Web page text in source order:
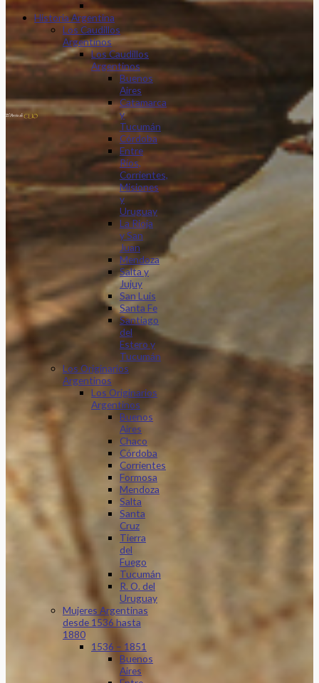
Historia Argentina
Los Caudillos
Argentinos
Los Caudillos
Argentinos
Buenos
Aires
Catamarca
y
Tucumán
Córdoba
Entre
Ríos,
Corrientes,
Misiones
y
Uruguay
La Rioja
y San
Juan
Mendoza
Salta y
Jujuy
San Luis
Santa Fe
Santiago
del
Estero y
Tucumán
Los Originarios
Argentinos
Los Originarios
Argentinos
Buenos
Aires
Chaco
Córdoba
Corrientes
Formosa
Mendoza
Salta
Santa
Cruz
Tierra
del
Fuego
Tucumán
R. O. del
Uruguay
Mujeres Argentinas
desde 1536 hasta
1880
1536 – 1851
Buenos
Aires